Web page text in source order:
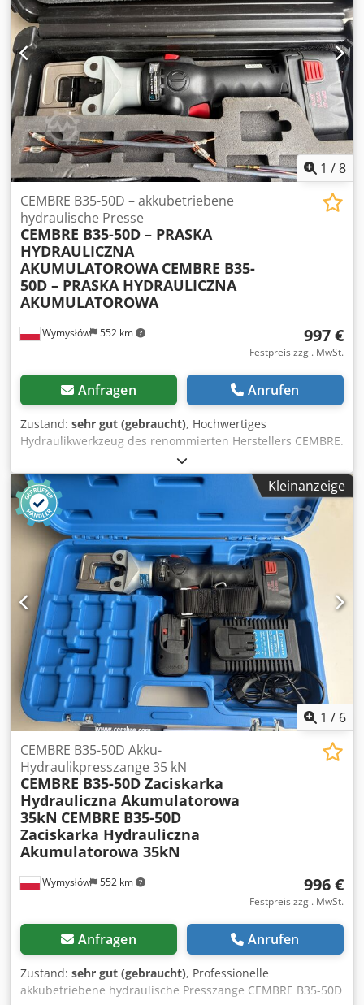
1 /8
Wymysłów 552 km
CEMBRE B35-50D – akkubetriebene
hydraulische Presse
CEMBRE B35-50D – PRASKA
HYDRAULICZNA
AKUMULATOROWA CEMBRE B35-
50D – PRASKA HYDRAULICZNA
AKUMULATOROWA
997 €
Festpreis zzgl. MwSt.
Anfragen Anrufen
Zustand: sehr gut (gebraucht), Hochwertiges
Hydraulikwerkzeug des renommierten Herstellers CEMBRE.
Das Gerät bietet eine hohe Presskraft und komfortables
Arbeiten dank Akkubetrieb. Robuste Bauweise und
Zuverlässigkeit – Ausrüstung für den professionellen
Einsatz. 📊 Technische Daten: Hersteller: CEMBRE Modell:
B35-50D Presskraft: 35 kN (ca. 4 Tonnen) Max. Querschnitt:
bis 150 mm² (Cu) Stromversorgung: Akku Baujahr: 2010 📦
Lieferumfang: - CEMBRE Hydraulikpresse - Akku -
Ladegerät - Transportkoffer - Dokumentation Djdpfx Ajy H
Rdgogfeck - Weitere auf den Bildern sichtbare
Zubehörteile 📦 Zustand: Sehr guter technischer Zustand
Voll funktionsfähig Normale Gebrauchsspuren
Einsatzbereit
Kleinanzeige
1 / 6
Wymysłów 552 km
CEMBRE B35-50D Akku-
Hydraulikpresszange 35 kN
CEMBRE B35-50D Zaciskarka
Hydrauliczna Akumulatorowa
35kN CEMBRE B35-50D
Zaciskarka Hydrauliczna
Akumulatorowa 35kN
996 €
Festpreis zzgl. MwSt.
Anfragen Anrufen
Zustand: sehr gut (gebraucht), Professionelle
akkubetriebene hydraulische Presszange CEMBRE B35-50D